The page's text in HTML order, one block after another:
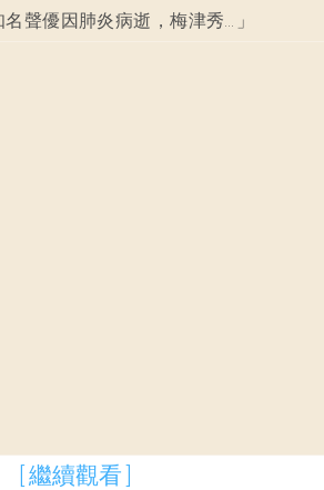
知名聲優因肺炎病逝，梅津秀行享年68歲！生前曾為《灌籃高手》、《忍者龜》等作品配音。 」
[ 繼續觀看 ]